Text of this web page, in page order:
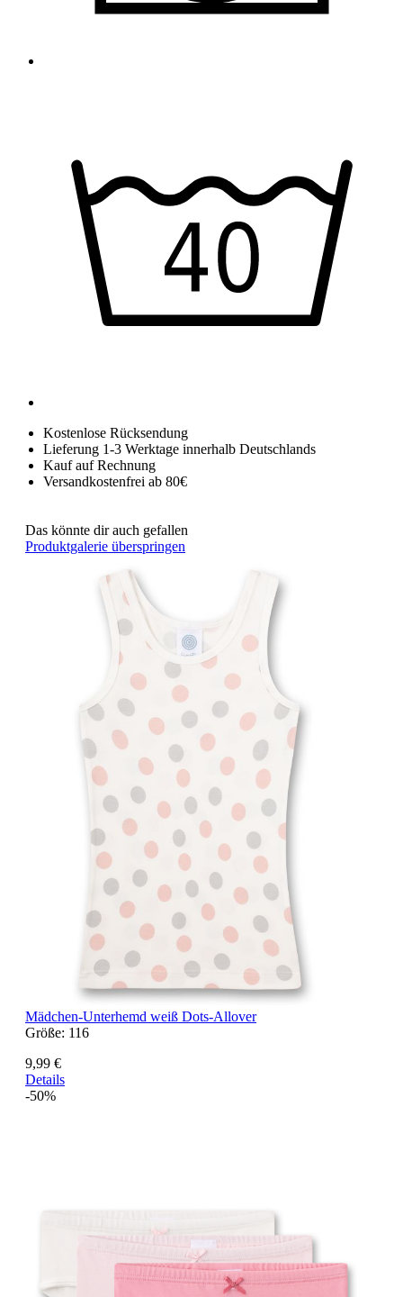
Kostenlose Rücksendung
Lieferung 1-3 Werktage innerhalb Deutschlands
Kauf auf Rechnung
Versandkostenfrei ab 80€
Das könnte dir auch gefallen
Produktgalerie überspringen
Mädchen-Unterhemd weiß Dots-Allover
Größe: 116
9,99 €
Details
-50%